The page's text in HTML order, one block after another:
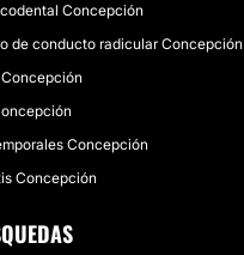
Concepción
de conducto radicular Concepción
Concepción
Concepción